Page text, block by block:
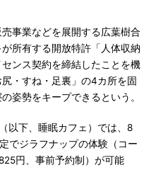
事業などを展開する広葉樹合
所有する開放特許「人体収納
ンス契約を締結したことを機
・すね・足裏」の4カ所を固
姿勢をキープできるという。
以下、睡眠カフェ）では、8
でジラフナップの体験（コー
円、事前予約制）が可能